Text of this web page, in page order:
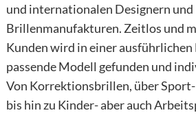
und internationalen Designern und
Brillenmanufakturen. Zeitlos und
Kunden wird in einer ausführlichen
passende Modell gefunden und
Von Korrektionsbrillen, über
bis hin zu Kinder- aber auch